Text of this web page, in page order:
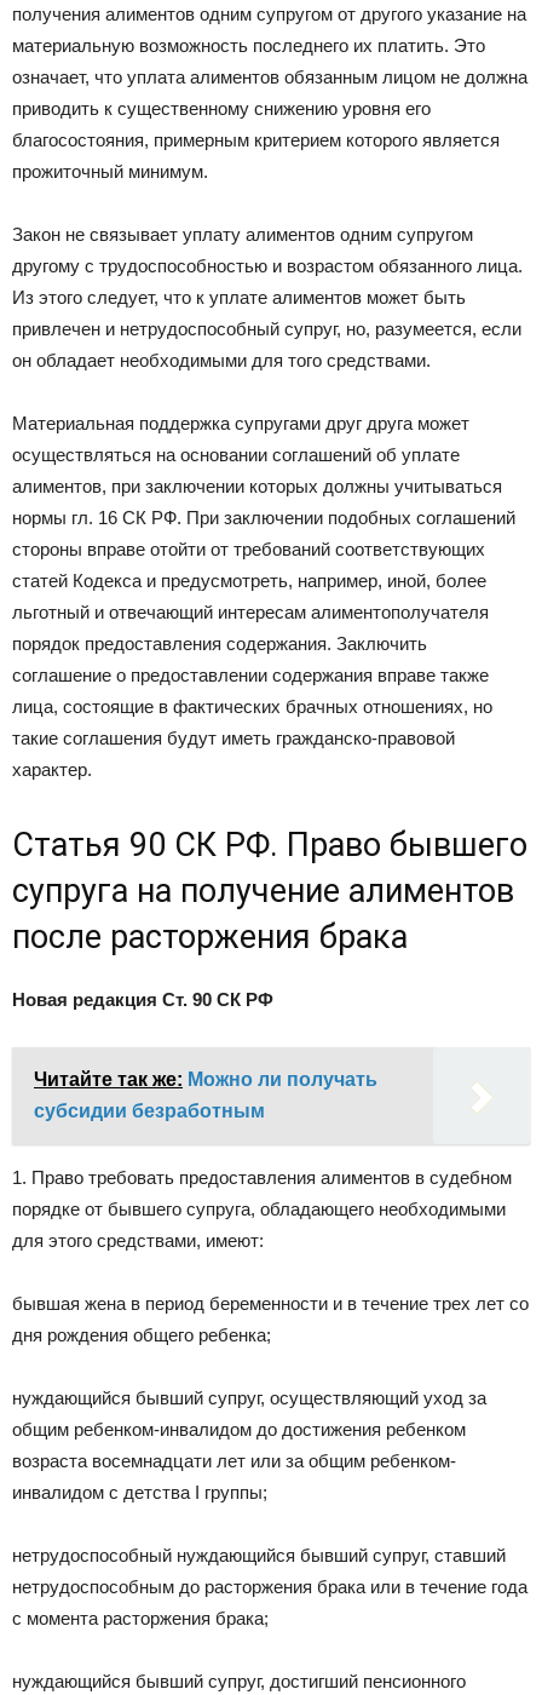
получения алиментов одним супругом от другого указание на
материальную возможность последнего их платить. Это
означает, что уплата алиментов обязанным лицом не должна
приводить к существенному снижению уровня его
благосостояния, примерным критерием которого является
прожиточный минимум.
Закон не связывает уплату алиментов одним супругом
другому с трудоспособностью и возрастом обязанного лица.
Из этого следует, что к уплате алиментов может быть
привлечен и нетрудоспособный супруг, но, разумеется, если
он обладает необходимыми для того средствами.
Материальная поддержка супругами друг друга может
осуществляться на основании соглашений об уплате
алиментов, при заключении которых должны учитываться
нормы гл. 16 СК РФ. При заключении подобных соглашений
стороны вправе отойти от требований соответствующих
статей Кодекса и предусмотреть, например, иной, более
льготный и отвечающий интересам алиментополучателя
порядок предоставления содержания. Заключить
соглашение о предоставлении содержания вправе также
лица, состоящие в фактических брачных отношениях, но
такие соглашения будут иметь гражданско-правовой
характер.
Статья 90 СК РФ. Право бывшего
супруга на получение алиментов
после расторжения брака
Новая редакция Ст. 90 СК РФ
Читайте так же: Можно ли получать
субсидии безработным
1. Право требовать предоставления алиментов в судебном
порядке от бывшего супруга, обладающего необходимыми
для этого средствами, имеют:
бывшая жена в период беременности и в течение трех лет со
дня рождения общего ребенка;
нуждающийся бывший супруг, осуществляющий уход за
общим ребенком-инвалидом до достижения ребенком
возраста восемнадцати лет или за общим ребенком-
инвалидом с детства I группы;
нетрудоспособный нуждающийся бывший супруг, ставший
нетрудоспособным до расторжения брака или в течение года
с момента расторжения брака;
нуждающийся бывший супруг, достигший пенсионного